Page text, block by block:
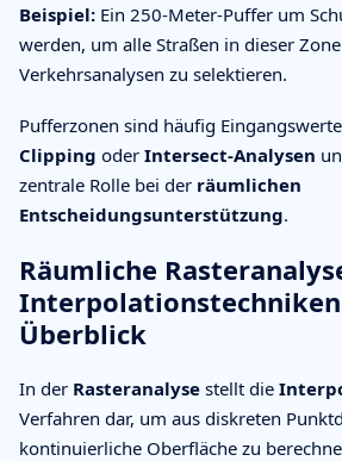
Beispiel: Ein 250-Meter-Puffer um
werden, um alle Straßen in dieser
Verkehrsanalysen zu selektieren.
Pufferzonen sind häufig
Clipping oder Intersect-Analysen
zentrale Rolle bei der räumlichen
Entscheidungsunterstützung.
Räumliche
Überblick
In der Rasteranalyse stellt die
Verfahren dar, um aus diskreten
kontinuierliche Oberfläche zu